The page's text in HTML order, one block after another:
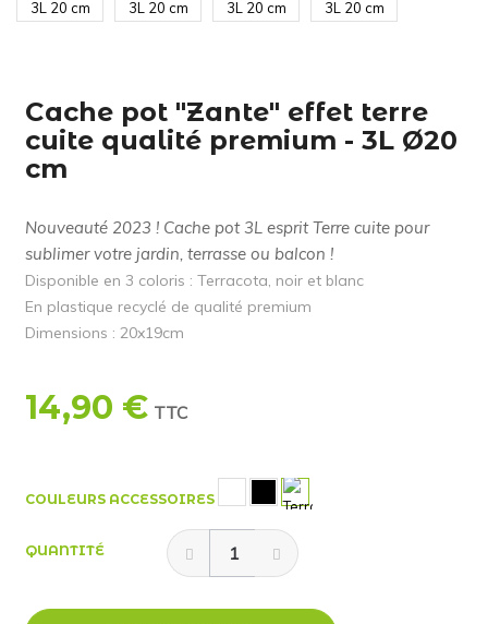
Cache pot "Zante" effet terre
cuite qualité premium - 3L Ø20
cm
Nouveauté 2023 ! Cache pot 3L esprit Terre cuite pour
sublimer votre jardin, terrasse ou balcon !
Disponible en 3 coloris : Terracota, noir et blanc
En plastique recyclé de qualité premium
Dimensions : 20x19cm
14,90 € TTC
COULEURS ACCESSOIRES
QUANTITÉ